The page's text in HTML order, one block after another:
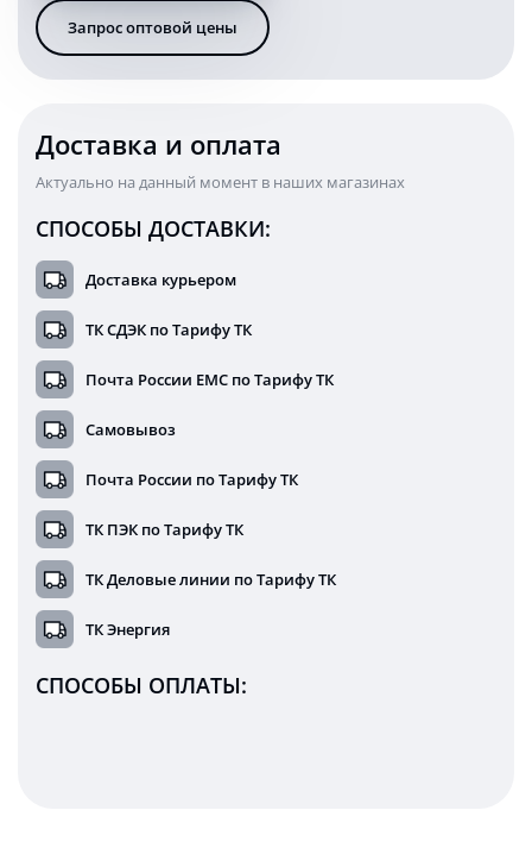
четырехсторонняя
102,3
см
Запрос оптовой цены
Доставка и оплата
Актуально на данный момент в наших магазинах
СПОСОБЫ ДОСТАВКИ:
Доставка курьером
ТК СДЭК по Тарифу ТК
Почта России ЕМС по Тарифу ТК
Самовывоз
Почта России по Тарифу ТК
ТК ПЭК по Тарифу ТК
ТК Деловые линии по Тарифу ТК
ТК Энергия
СПОСОБЫ ОПЛАТЫ: